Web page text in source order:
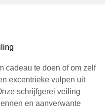
cadeau te doen of om zelf
excentrieke vulpen uit
schrijfgerei veiling
en aanverwante